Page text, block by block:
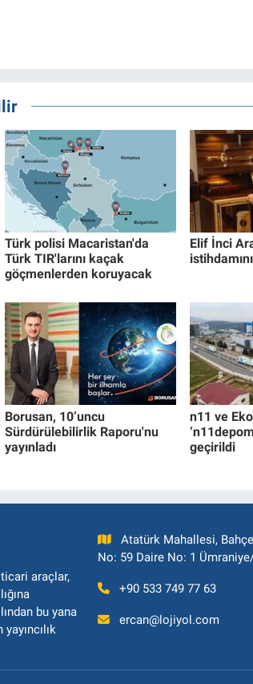
Türk polisi Macaristan'da
Türk TIR'larını kaçak
göçmenlerden koruyacak
Elif İnci
Borusan, 10’uncu
Sürdürülebilirlik Raporu'nu
yayınladı
n11 ve
geçirildi
araçlar,
bu yana
Atatürk Mahallesi,
No: 59 Daire No: 1
+90 533 749 77 63
ercan@lojiyol.com